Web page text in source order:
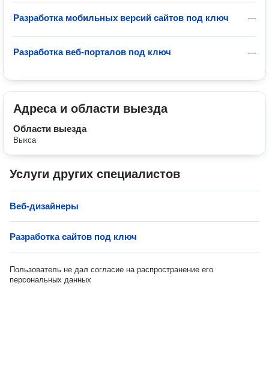
—
Разработка мобильных версий сайтов под ключ
—
Разработка веб-порталов под ключ
Адреса и области выезда
Области выезда
Выкса
Услуги других специалистов
Веб-дизайнеры
Разработка сайтов под ключ
Пользователь не дал согласие на распространение его
персональных данных